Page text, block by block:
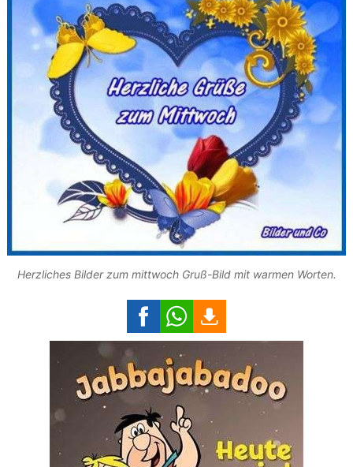
Herzliches Bilder zum mittwoch Gruß-Bild mit warmen Worten.